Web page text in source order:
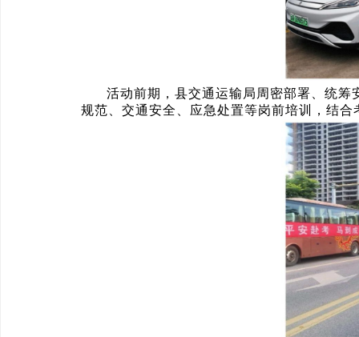
活动前期，县交通运输局周密部署、统
规范、交通安全、应急处置等岗前培训，结